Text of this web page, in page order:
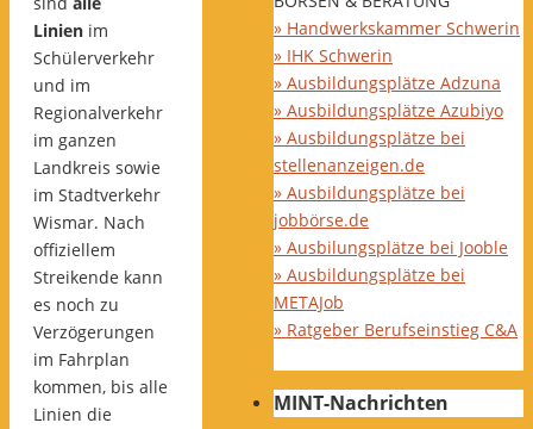
Linien im
Schülerverkehr
und im
Regionalverkehr
im ganzen
Landkreis sowie
im Stadtverkehr
Wismar. Nach
offiziellem
Streikende kann
es noch zu
Verzögerungen
im Fahrplan
kommen, bis alle
Linien die
» Handwerkskammer Schwerin
» IHK Schwerin
» Ausbildungsplätze Adzuna
» Ausbildungsplätze Azubiyo
» Ausbildungsplätze bei
stellenanzeigen.de
» Ausbildungsplätze bei
jobbörse.de
» Ausbilungsplätze bei Jooble
» Ausbildungsplätze bei
METAJob
» Ratgeber Berufseinstieg C&A
MINT-Nachrichten